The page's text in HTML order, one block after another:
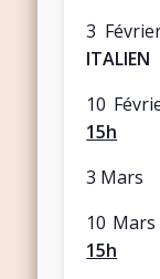
3
ITALIEN
10
15h
3
10
15h